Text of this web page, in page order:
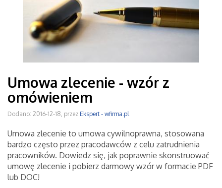
Umowa zlecenie - wzór z
omówieniem
Dodano: 2016-12-18, przez Ekspert - wfirma.pl
Umowa zlecenie to umowa cywilnoprawna, stosowana
bardzo często przez pracodawców z celu zatrudnienia
pracowników. Dowiedz się, jak poprawnie skonstruować
umowę zlecenie i pobierz darmowy wzór w formacie PDF
lub DOC!